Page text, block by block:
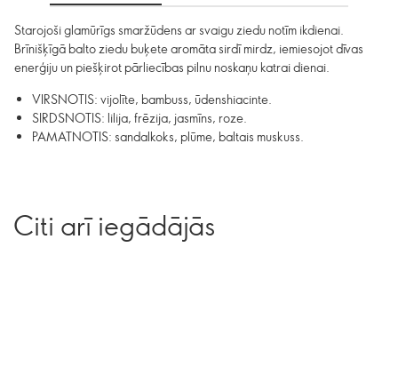
Starojoši glamūrīgs smaržūdens ar svaigu ziedu notīm ikdienai.
Brīnišķīgā balto ziedu buķete aromāta sirdī mirdz, iemiesojot dīvas
enerģiju un piešķirot pārliecības pilnu noskaņu katrai dienai.
VIRSNOTIS: vijolīte, bambuss, ūdenshiacinte.
SIRDSNOTIS: lilija, frēzija, jasmīns, roze.
PAMATNOTIS: sandalkoks, plūme, baltais muskuss.
Citi arī iegādājās